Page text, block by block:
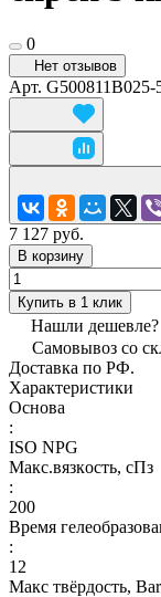
0
Нет отзывов
Арт. G500811B025-
7 127 руб.
В корзину
Купить в 1 клик
Нашли дешевле?
Самовывоз со
Доставка по РФ.
Характеристики
Основа
:
ISO NPG
Макс.вязкoсть, сПз
:
200
Время
:
12
Макс твёрдость,